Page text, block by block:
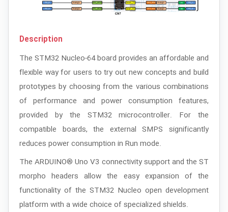
Description
The STM32 Nucleo-64 board provides an affordable and
flexible way for users to try out new concepts and build
prototypes by choosing from the various combinations
of performance and power consumption features,
provided by the STM32 microcontroller. For the
compatible boards, the external SMPS significantly
reduces power consumption in Run mode.
The ARDUINO® Uno V3 connectivity support and the ST
morpho headers allow the easy expansion of the
functionality of the STM32 Nucleo open development
platform with a wide choice of specialized shields.